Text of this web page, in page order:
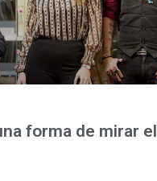
forma de mirar el